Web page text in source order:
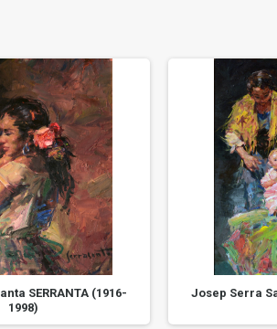
SERRANTA (1916-
1998)
Josep Serra